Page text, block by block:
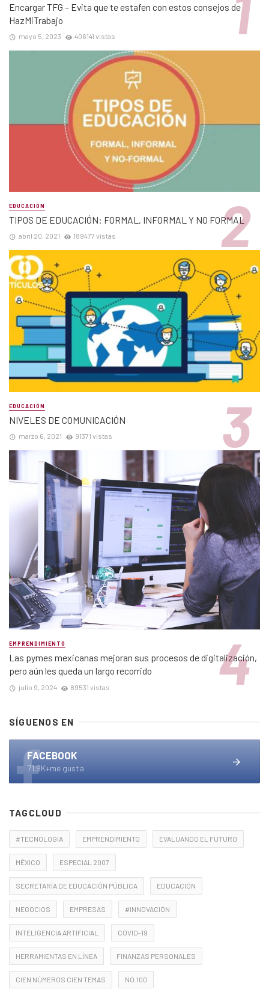
Encargar TFG – Evita que te estafen con estos consejos de
HazMiTrabajo
mayo 5, 2023 406141 vistas
EDUCACIÓN
TIPOS DE EDUCACIÓN: FORMAL, INFORMAL Y NO FORMAL
abril 20, 2021 189477 vistas
EDUCACIÓN
NIVELES DE COMUNICACIÓN
marzo 6, 2021 91371 vistas
EMPRENDIMIENTO
Las pymes mexicanas mejoran sus procesos de digitalización,
pero aún les queda un largo recorrido
julio 9, 2024 89531 vistas
SÍGUENOS EN
FACEBOOK
71.9K+me gusta
TAGCLOUD
#TECNOLOGIA EMPRENDIMIENTO EVALUANDO EL FUTURO
MÉXICO ESPECIAL 2007
SECRETARÍA DE EDUCACIÓN PÚBLICA EDUCACIÓN
NEGOCIOS EMPRESAS #INNOVACIÓN
INTELIGENCIA ARTIFICIAL COVID-19
HERRAMIENTAS EN LÍNEA FINANZAS PERSONALES
CIEN NÚMEROS CIEN TEMAS NO.100